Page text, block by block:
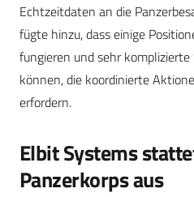
Echtzeitdaten an die
fügte hinzu, dass einige
fungieren und sehr
können, die koordinierte
erfordern.
Elbit Systems
Panzerkorps aus